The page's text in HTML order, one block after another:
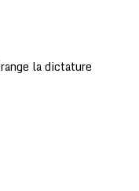
la dictature